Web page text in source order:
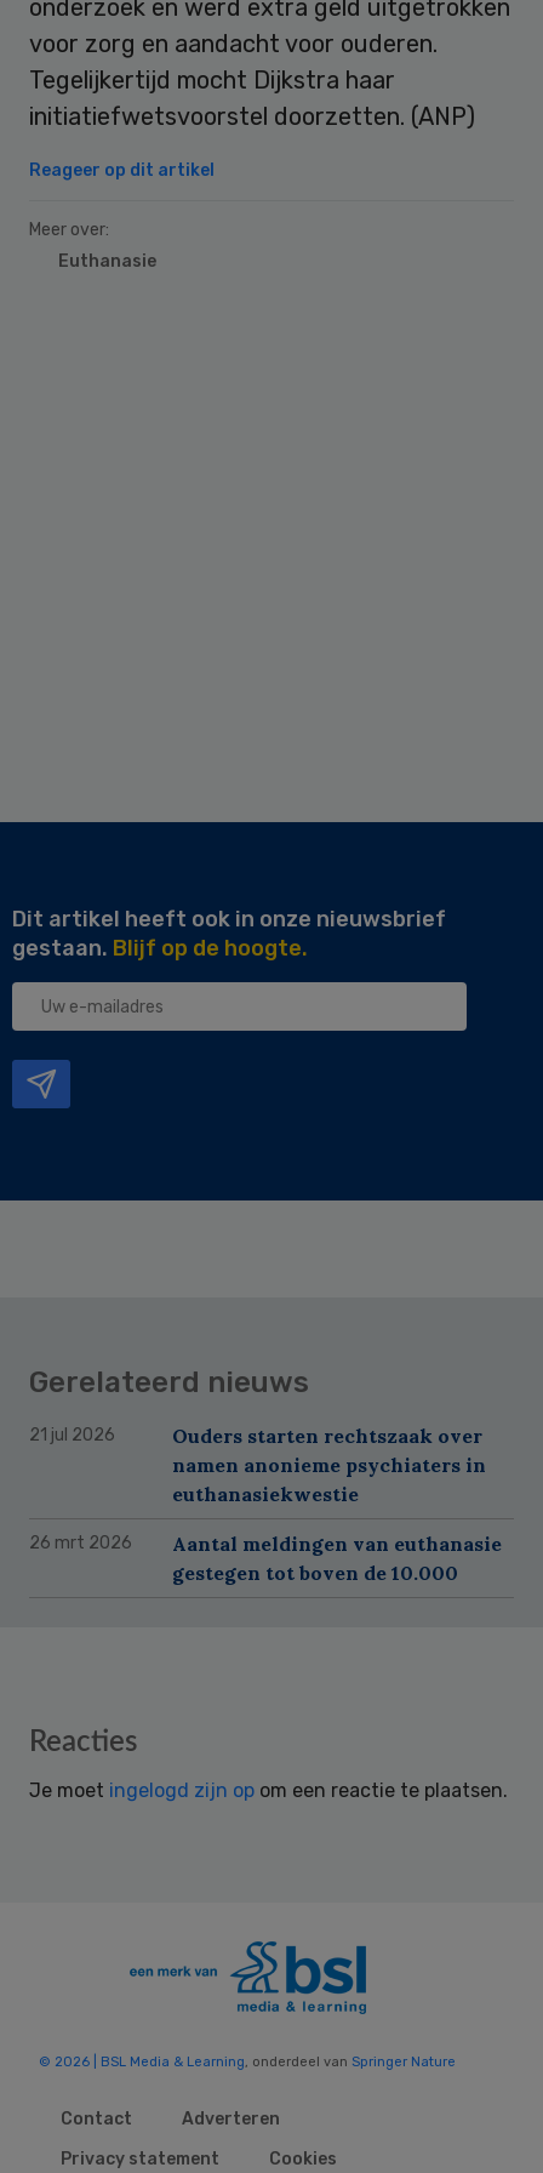
onderzoek en werd extra geld uitgetrokken
voor zorg en aandacht voor ouderen.
Tegelijkertijd mocht Dijkstra haar
initiatiefwetsvoorstel doorzetten. (ANP)
Reageer op dit artikel
Meer over:
Euthanasie
Dit artikel heeft ook in onze nieuwsbrief
gestaan. Blijf op de hoogte.
Uw
Gerelateerd nieuws
21 jul 2026
Ouders starten rechtszaak over
namen anonieme psychiaters in
euthanasiekwestie
26 mrt 2026
Aantal meldingen van euthanasie
gestegen tot boven de 10.000
Reader
Reacties
Je moet ingelogd zijn op om een reactie te plaatsen.
© 2026 | BSL Media & Learning, onderdeel van Springer Nature
Contact
Adverteren
Privacy statement
Cookies